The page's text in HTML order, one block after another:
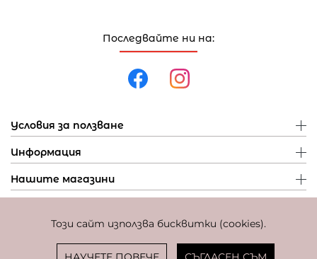
Този сайт използва бисквитки (cookies).
Последвайте ни на:
Условия за ползване
Информация
Нашите магазини
Фиксиран курс за превалутиране: 1 EUR = 1,95583 BGN